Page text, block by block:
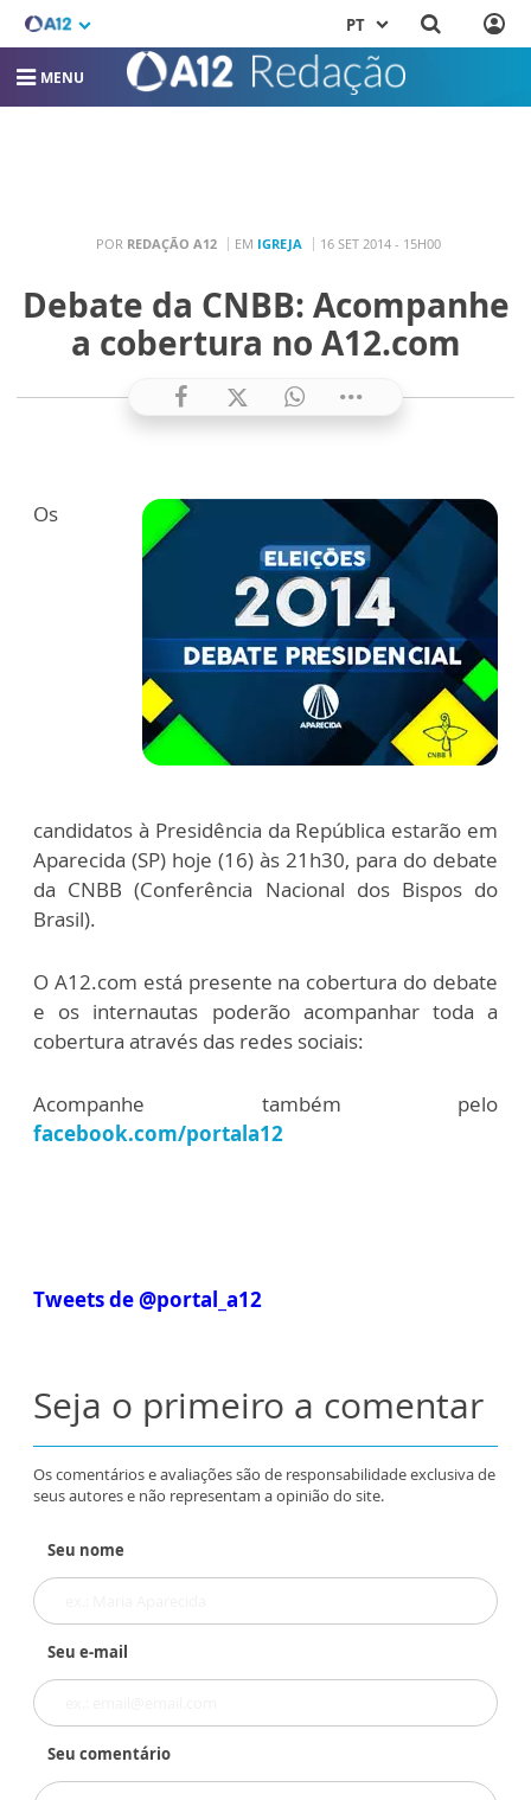
PT
MENU
POR REDAÇÃO A12 EM IGREJA 16 SET 2014 - 15H00
Debate da CNBB: Acompanhe
a cobertura no A12.com
Os
candidatos à Presidência da República estarão em
Aparecida (SP) hoje (16) às 21h30, para do debate
da CNBB (Conferência Nacional dos Bispos do
Brasil).
O A12.com está presente na cobertura do debate
e os internautas poderão acompanhar toda a
cobertura através das redes sociais:
Acompanhe também pelo
facebook.com/portala12
Tweets de @portal_a12
Seja o primeiro a comentar
Os comentários e avaliações são de responsabilidade exclusiva de
seus autores e não representam a opinião do site.
Seu nome
Seu e-mail
Seu comentário